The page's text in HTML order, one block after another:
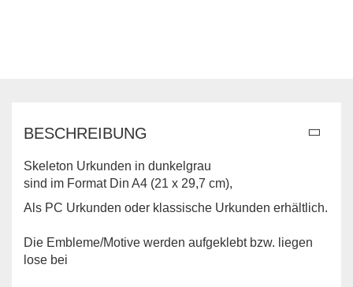
BESCHREIBUNG
Skeleton Urkunden in dunkelgrau
sind im Format Din A4 (21 x 29,7 cm),
Als PC Urkunden oder klassische Urkunden erhältlich.
Die Embleme/Motive werden aufgeklebt bzw. liegen
lose bei